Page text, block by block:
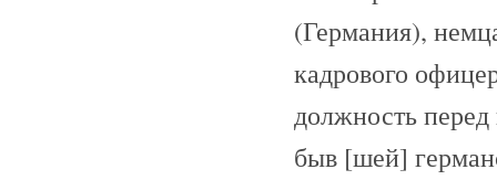
(Германия),
кадрового
должность
быв [шей]